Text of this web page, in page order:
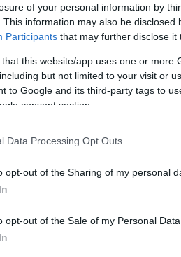
of your personal information by
This information may also be disclosed
Participants that may further disclose it
that this website/app uses one or more
but not limited to your visit or
to Google and its third-party tags to
consent section.
Data Processing Opt Outs
opt-out of the Sharing of my personal
opt-out of the Sale of my Personal Data.
Κατ' εξαίρεση
Ομίλων
κοινή υπουργική απόφαση
η κατ΄ εξαίρεση
Εγκαταστάσεων για την
δύο (2) ατόμων
Ναυταθλητικοί
όμιλοι ΝΟΤΚ, ΣΕΑΝΑΤΚ,